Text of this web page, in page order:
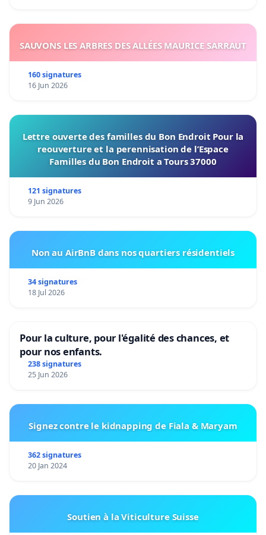
SAUVONS LES ARBRES DES ALLÉES MAURICE SARRAUT
160 signatures
16 Jun 2026
Lettre ouverte des familles du Bon Endroit Pour la
reouverture et la perennisation de l’Espace
Familles du Bon Endroit a Tours 37000
121 signatures
9 Jun 2026
Non au AirBnB dans nos quartiers résidentiels
34 signatures
18 Jul 2026
Pour la culture, pour l'égalité des chances, et
pour nos enfants.
238 signatures
25 Jun 2026
Signez contre le kidnapping de Fiala & Maryam
362 signatures
20 Jan 2024
Soutien à la Viticulture Suisse